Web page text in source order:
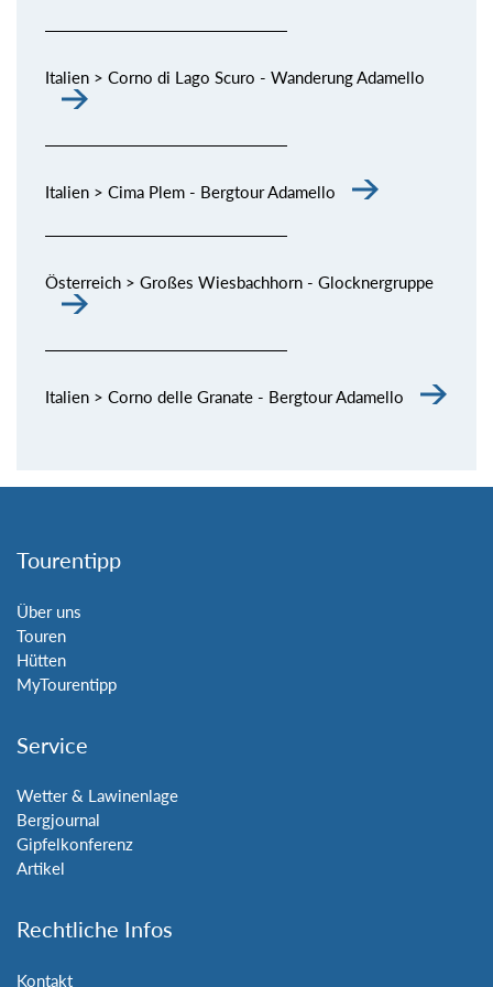
Italien > Corno di Lago Scuro - Wanderung Adamello
Italien > Cima Plem - Bergtour Adamello
Österreich > Großes Wiesbachhorn - Glocknergruppe
Italien > Corno delle Granate - Bergtour Adamello
Tourentipp
Über uns
Touren
Hütten
MyTourentipp
Service
Wetter & Lawinenlage
Bergjournal
Gipfelkonferenz
Artikel
Rechtliche Infos
Kontakt